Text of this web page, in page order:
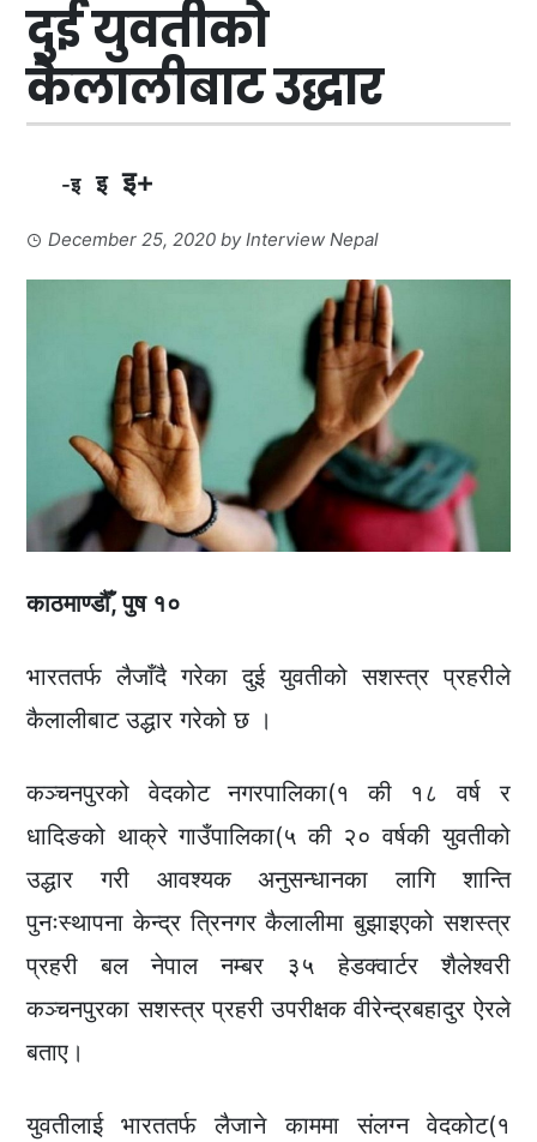
दुई युवतीको
कैलालीबाट उद्धार
-इ इ इ+
December 25, 2020 byInterview Nepal
काठमाण्डौँ, पुष १०
भारततर्फ लैजाँदै गरेका दुई युवतीको सशस्त्र प्रहरीले
कैलालीबाट उद्धार गरेको छ ।
कञ्चनपुरको वेदकोट नगरपालिका(१ की १८ वर्ष र
धादिङको थाक्रे गाउँपालिका(५ की २० वर्षकी युवतीको
उद्धार गरी आवश्यक अनुसन्धानका लागि शान्ति
पुनःस्थापना केन्द्र त्रिनगर कैलालीमा बुझाइएको सशस्त्र
प्रहरी बल नेपाल नम्बर ३५ हेडक्वार्टर शैलेश्वरी
कञ्चनपुरका सशस्त्र प्रहरी उपरीक्षक वीरेन्द्रबहादुर ऐरले
बताए।
युवतीलाई भारततर्फ लैजाने काममा संलग्न वेदकोट(१